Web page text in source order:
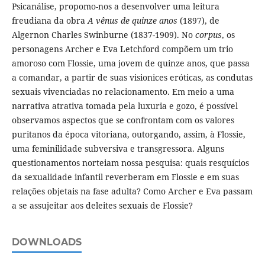
Psicanálise, propomo-nos a desenvolver uma leitura
freudiana da obraA vênus de quinze anos (1897), de
Algernon Charles Swinburne (1837-1909). No corpus, os
personagens Archer e Eva Letchford compõem um trio
amoroso com Flossie, uma jovem de quinze anos, que passa
a comandar, a partir de suas visionices eróticas, as condutas
sexuais vivenciadas no relacionamento. Em meio a uma
narrativa atrativa tomada pela luxuria e gozo, é possível
observamos aspectos que se confrontam com os valores
puritanos da época vitoriana, outorgando, assim, à Flossie,
uma feminilidade subversiva e transgressora. Alguns
questionamentos norteiam nossa pesquisa: quais resquícios
da sexualidade infantil reverberam em Flossie e em suas
relações objetais na fase adulta? Como Archer e Eva passam
a se assujeitar aos deleites sexuais de Flossie?
DOWNLOADS